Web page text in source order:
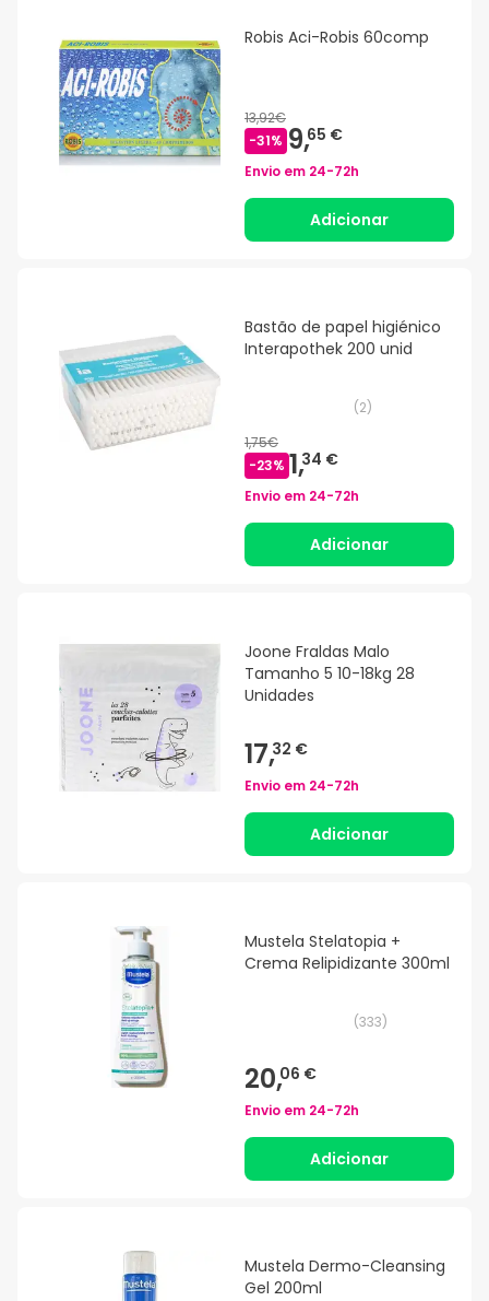
Robis Aci-Robis 60comp
13,92€
-31% 9,65 €
Envio em 24-72h
Adicionar
Bastão de papel higiénico
Interapothek 200 unid
(2)
1,75€
-23% 1,34 €
Envio em 24-72h
Adicionar
Joone Fraldas Malo
Tamanho 5 10-18kg 28
Unidades
17,32 €
Envio em 24-72h
Adicionar
Mustela Stelatopia +
Crema Relipidizante 300ml
(333)
20,06 €
Envio em 24-72h
Adicionar
Mustela Dermo-Cleansing
Gel 200ml